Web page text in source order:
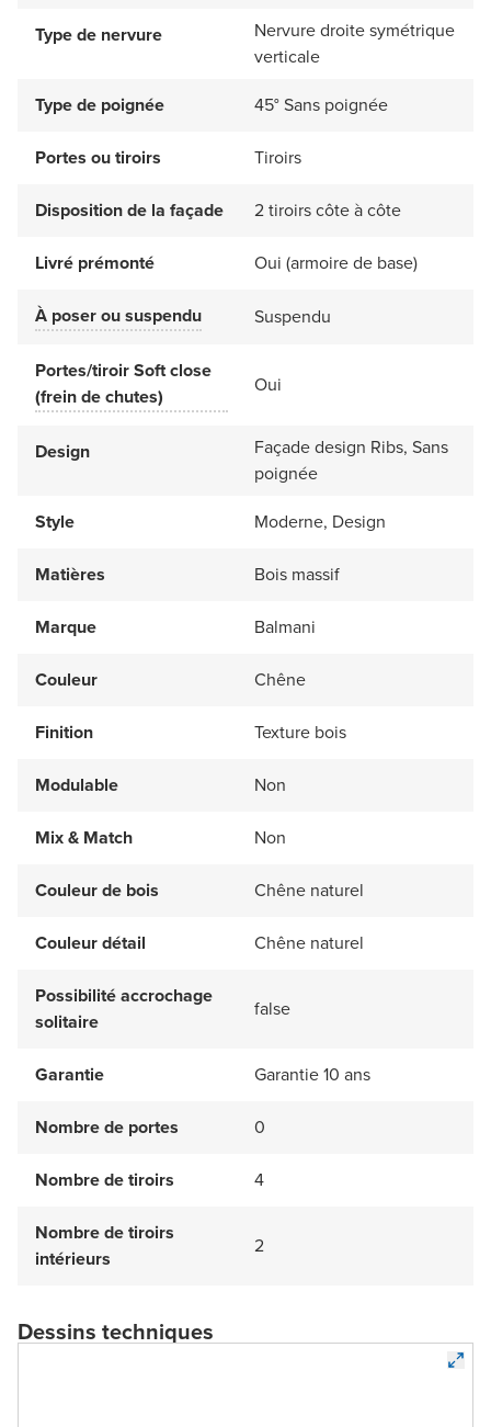
Type de nervure
Nervure droite symétrique
verticale
Type de poignée
45° Sans poignée
Portes ou tiroirs Tiroirs
Disposition de la façade 2 tiroirs côte à côte
Livré prémonté Oui (armoire de base)
À poser ou suspendu Suspendu
Portes/tiroir Soft close
(frein de chutes)
Oui
Design
Façade design Ribs, Sans
poignée
Style
Moderne, Design
Matières Bois massif
Marque Balmani
Couleur Chêne
Finition Texture bois
Modulable Non
Mix & Match Non
Couleur de bois Chêne naturel
Couleur détail Chêne naturel
Possibilité accrochage
solitaire
false
Garantie Garantie 10 ans
Nombre de portes 0
Nombre de tiroirs 4
Nombre de tiroirs
intérieurs
2
Dessins techniques